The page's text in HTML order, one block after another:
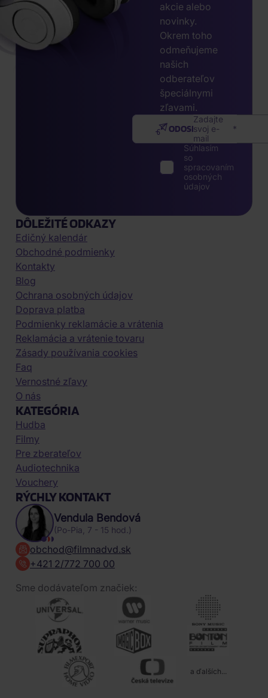
akcie alebo
novinky.
Okrem toho
odmeňujeme
našich
odberateľov
špeciálnymi
zľavami.
Zadajte
svoj e-
mail
ODOSLAŤ
Súhlasím
so
spracovaním
osobných
údajov
DÔLEŽITÉ ODKAZY
Edičný kalendár
Obchodné podmienky
Kontakty
Blog
Ochrana osobných údajov
Doprava platba
Podmienky reklamácie a vrátenia
Reklamácia a vrátenie tovaru
Zásady používania cookies
Faq
Vernostné zľavy
O nás
KATEGÓRIA
Hudba
Filmy
Pre zberateľov
Audiotechnika
Vouchery
RÝCHLY KONTAKT
Vendula Bendová
(Po-Pia, 7 - 15 hod.)
obchod@filmnadvd.sk
+421 2/772 700 00
Sme dodávateľom značiek:
a ďalších...